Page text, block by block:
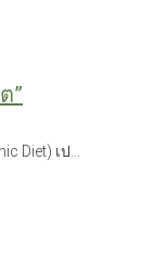
”
Diet) เป...